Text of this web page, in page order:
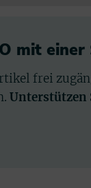
mit einer
frei
Unterstützen